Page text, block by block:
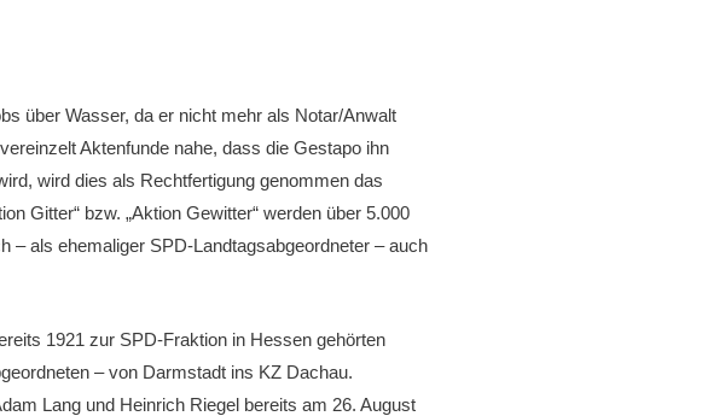
über Wasser, da er nicht mehr als Notar/Anwalt
Aktenfunde nahe, dass die Gestapo ihn
wird dies als Rechtfertigung genommen das
Gitter“ bzw. „Aktion Gewitter“ werden über 5.000
– als ehemaliger SPD-Landtagsabgeordneter – auch
1921 zur SPD-Fraktion in Hessen gehörten
– von Darmstadt ins KZ Dachau.
Lang und Heinrich Riegel bereits am 26. August